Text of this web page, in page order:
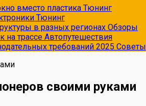
вместо пластика Тюнинг
Тюнинг
в разных регионах Обзоры
на трассе Автопутешествия
требований 2025 Советы
своими руками